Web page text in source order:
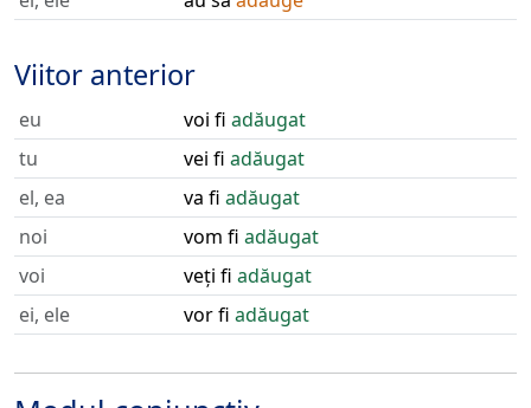
Viitor anterior
eu voi fi adăugat
tu
vei fi adăugat
el, ea
va fi adăugat
noi
vom fi adăugat
voi
veți fi adăugat
ei, ele
vor fi adăugat